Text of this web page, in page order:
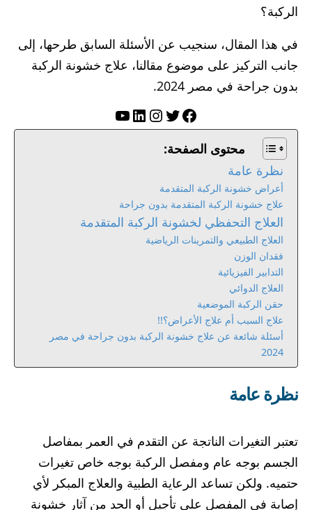
الركبة؟
في هذا المقال، سنجيب عن الأسئلة السابق طرحها، إلى
جانب التركيز على موضوع مقالنا، علاج خشونة الركبة
بدون جراحة في مصر 2024.
فيسبوك
تويترإنستجرام
لينكد إنيوتيوب
محتوى الصفحة:
نظرة عامة
أعراض خشونة الركبة المتقدمة
علاج خشونة الركبة المتقدمة بدون جراحة
العلاج التحفظي لخشونة الركبة المتقدمة
العلاج الطبيعي والتمرينات الرياضية
فقدان الوزن
التدابير الفيزيائية
العلاج الدوائي
حقن الركبة الموضعية
علاج السبب أم علاج الأعراض؟!!
أسئلة شائعة عن علاج خشونة الركبة بدون جراحة في مصر
2024
نظرة عامة
تعتبر التغيرات الناتجة عن التقدم في العمر بمفاصل
الجسم بوجه عام ومفصل الركبة بوجه خاص تغيرات
حتميه. ولكن تساعد الرعاية الطبية والعلاج المبكر لأي
إصابة في المفصل على تأجيل أو الحد من آثار خشونة